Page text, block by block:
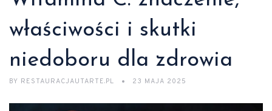
właściwości i skutki
niedoboru dla zdrowia
BY RESTAURACJAUTARTE.PL 23 MAJA 2025